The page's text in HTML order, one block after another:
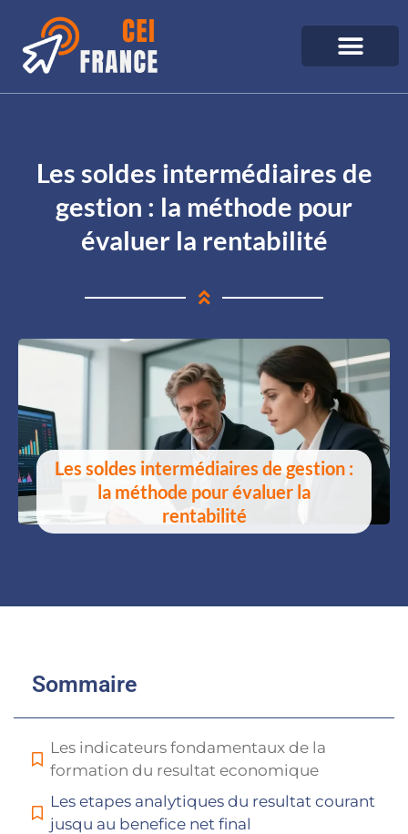
Les soldes intermédiaires de
gestion : la méthode pour
évaluer la rentabilité
Les soldes intermédiaires de gestion :
la méthode pour évaluer la
rentabilité
Sommaire
Les indicateurs fondamentaux de la
formation du resultat economique
Les etapes analytiques du resultat courant
jusqu au benefice net final